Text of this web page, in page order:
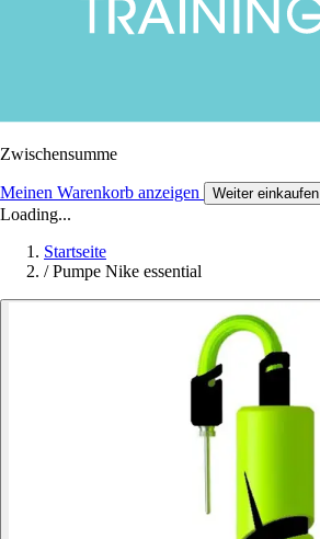
Zwischensumme
Meinen Warenkorb anzeigen Weiter einkaufen
Loading...
Startseite
/ Pumpe Nike essential